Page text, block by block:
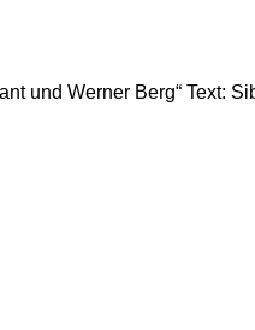
und Werner Berg“ Text: